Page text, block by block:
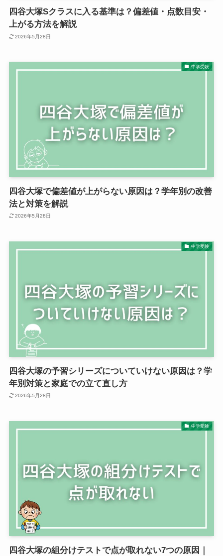
四谷大塚Sクラスに入る基準は？偏差値・点数目安・
上がる方法を解説
2026年5月28日
中学受験
四谷大塚で偏差値が上がらない原因は？学年別の改善
法と対策を解説
2026年5月28日
中学受験
四谷大塚の予習シリーズについていけない原因は？学
年別対策と家庭での立て直し方
2026年5月28日
中学受験
四谷大塚の組分けテストで点が取れない7つの原因｜